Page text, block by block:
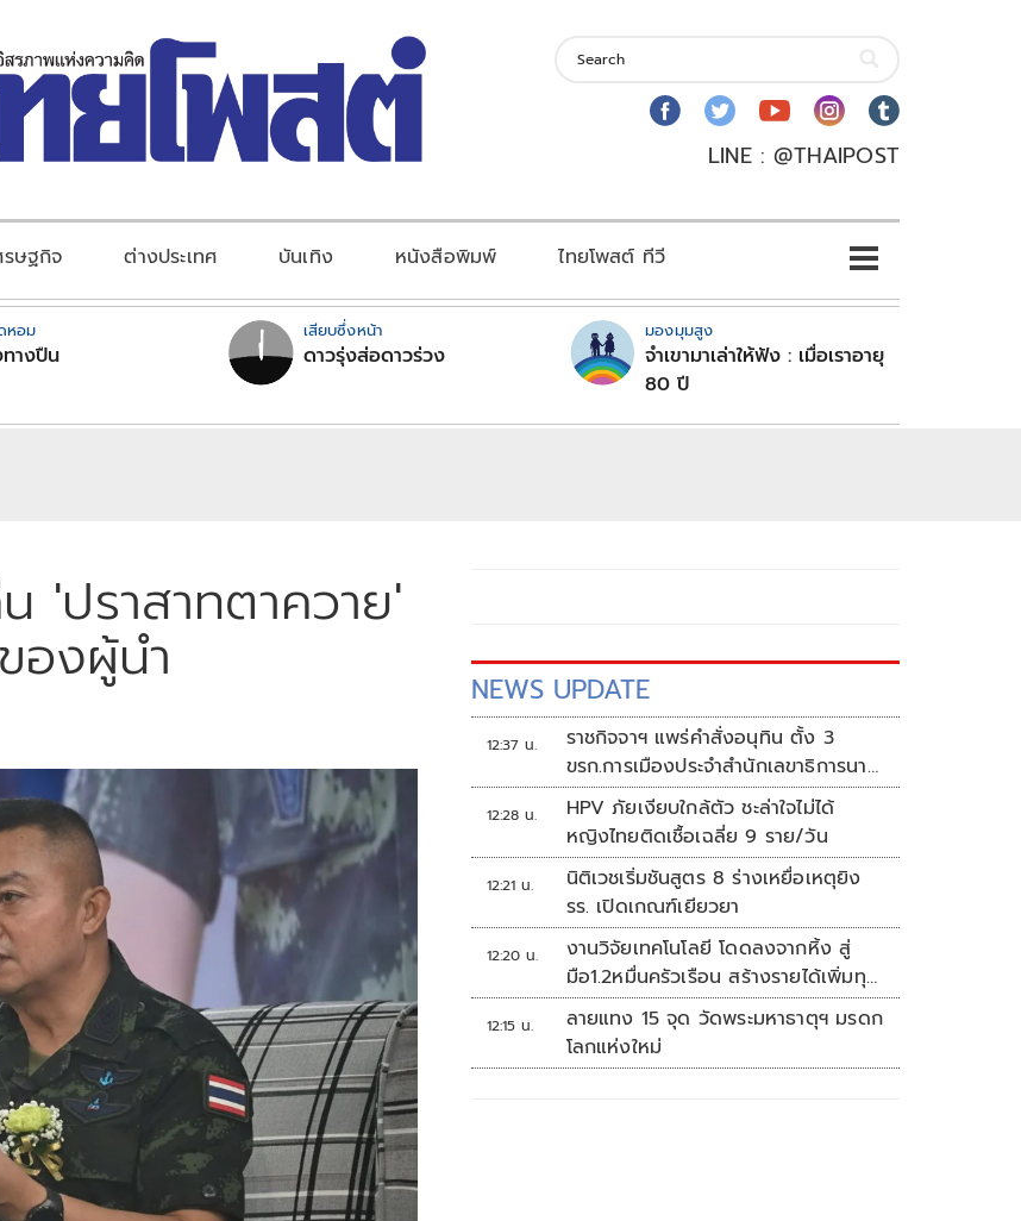
LINE : @THAIPOST
รษฐกิจ ต่างประเทศ บันเทิง หนังสือพิมพ์ ไทยโพสต์ ทีวี
หอม
างปืน
เสียบซึ่งหน้า
ดาวรุ่งส่อดาวร่วง
มองมุมสูง
จำเขามาเล่าให้ฟัง : เมื่อเราอายุ
80 ปี
'ปราสาทตาควาย'
องผู้นำ NEWS UPDATE
12:37 น.
ราชกิจจาฯ แพร่คำสั่งอนุทิน ตั้ง 3
ขรก.การเมืองประจำสำนักเลขาธิการนา
ยกฯ
12:28 น.
HPV ภัยเงียบใกล้ตัว ชะล่าใจไม่ได้
หญิงไทยติดเชื้อเฉลี่ย 9 ราย/วัน
12:21 น.
นิติเวชเริ่มชันสูตร 8 ร่างเหยื่อเหตุยิง
รร. เปิดเกณฑ์เยียวยา
12:20 น.
งานวิจัยเทคโนโลยี โดดลงจากหิ้ง สู่
มือ1.2หมื่นครัวเรือน สร้างรายได้เพิ่มทุก
เดือน
12:15 น.
ลายแทง 15 จุด วัดพระมหาธาตุฯ มรดก
โลกแห่งใหม่